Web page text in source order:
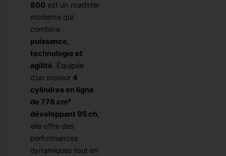
800 est un roadster
moderne qui
combine
puissance,
technologie et
agilité. Équipée
d’un moteur 4
cylindres en ligne
de 778 cm³
développant 95 ch,
elle offre des
performances
dynamiques tout en